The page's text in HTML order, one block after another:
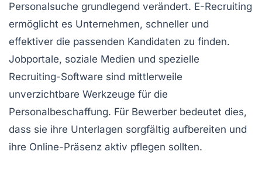
Personalsuche grundlegend verändert. E-Recruiting
ermöglicht es Unternehmen, schneller und
effektiver die passenden Kandidaten zu finden.
Jobportale, soziale Medien und spezielle
Recruiting-Software sind mittlerweile
unverzichtbare Werkzeuge für die
Personalbeschaffung. Für Bewerber bedeutet dies,
dass sie ihre Unterlagen sorgfältig aufbereiten und
ihre Online-Präsenz aktiv pflegen sollten.